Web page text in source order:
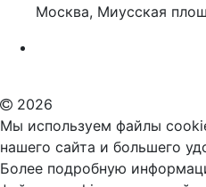
Москва, Миусская
2026
Мы используем файлы
нашего сайта и большего
Более подробную